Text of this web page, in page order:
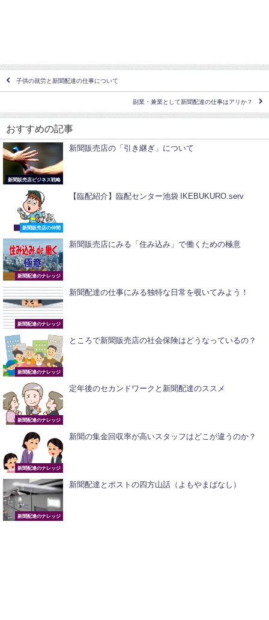
子供の就労と新聞配達の仕事について
副業・兼業として新聞配達の仕事はアリか？
おすすめの記事
新聞販売店ビジネス戦略
新聞販売店の「引き継ぎ」について
新聞販売店の仲間
【臨配紹介】臨配センター池袋 IKEBUKURO.serv
新聞配達のナレッジ
新聞販売店にみる「住み込み」で働くための極意
新聞配達のナレッジ
新聞配達の仕事にみる独特な日常を覗いてみよう！
新聞配達のナレッジ
ところで新聞販売店の社会保険はどうなっているの？
新聞配達のナレッジ
定年後のセカンドワークと新聞配達のススメ
新聞配達のナレッジ
新聞の集金回収率が高いスタッフはどこが違うのか？
新聞配達のナレッジ
新聞配達とポストの四方山話（よもやまばなし）